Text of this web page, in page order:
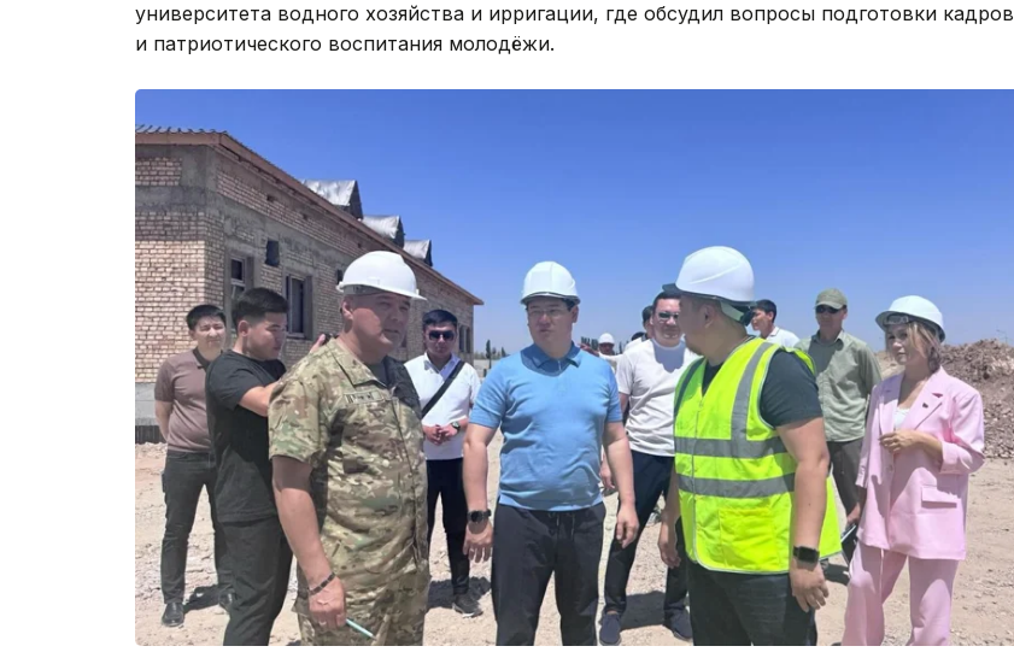
университета водного хозяйства и ирригации, где обсудил вопросы подготовки кадров
и патриотического воспитания молодёжи.